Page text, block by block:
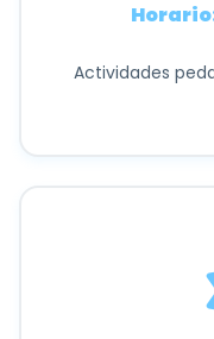
Actividades